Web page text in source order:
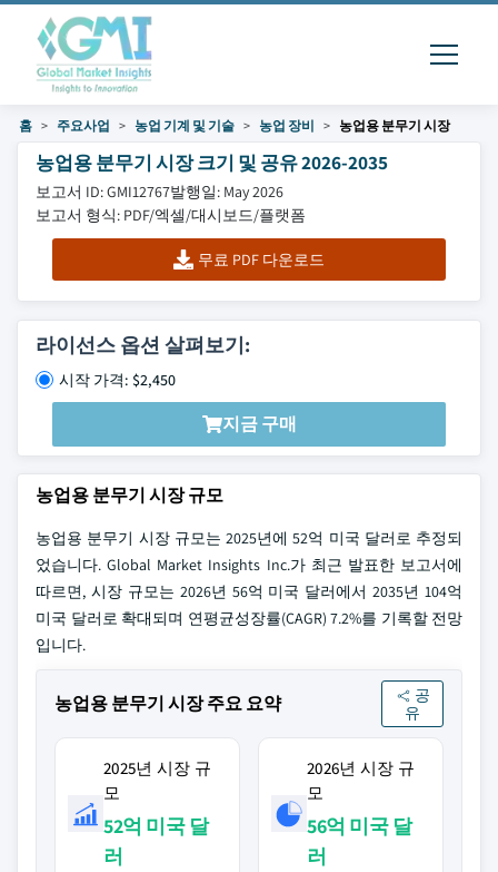
홈 주요사업 농업 기계 및 기술 농업 장비 농업용 분무기 시장
농업용 분무기 시장 크기 및 공유 2026-2035
보고서 ID: GMI12767발행일: May 2026
보고서 형식: PDF/엑셀/대시보드/플랫폼
무료 PDF 다운로드
라이선스 옵션 살펴보기:
시작 가격: $2,450
지금 구매
농업용 분무기 시장 규모
농업용 분무기 시장 규모는 2025년에 52억 미국 달러로 추정되
었습니다. Global Market Insights Inc.가 최근 발표한 보고서에
따르면, 시장 규모는 2026년 56억 미국 달러에서 2035년 104억
미국 달러로 확대되며 연평균성장률(CAGR) 7.2%를 기록할 전망
입니다.
농업용 분무기 시장 주요 요약
공
유
2025년 시장 규
모
52억 미국 달
러
2026년 시장 규
모
56억 미국 달
러